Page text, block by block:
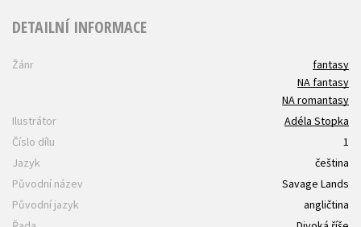
DETAILNÍ INFORMACE
Žánr
fantasy
NA fantasy
NA romantasy
Ilustrátor
Adéla Stopka
Číslo dílu
1
Jazyk
čeština
Původní název
Savage Lands
Původní jazyk
angličtina